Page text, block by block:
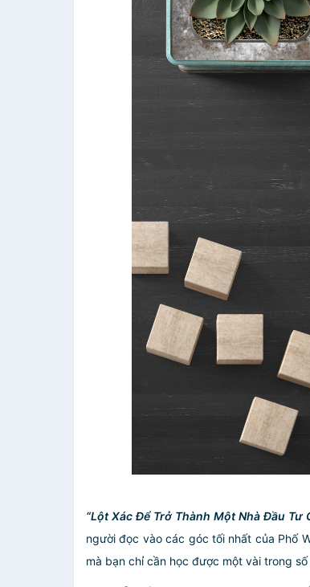
“Lột Xác Để Trở Thành Một Nhà Đầu Tư
người đọc vào các góc tối nhất của Phố
mà bạn chỉ cần học được một vài trong